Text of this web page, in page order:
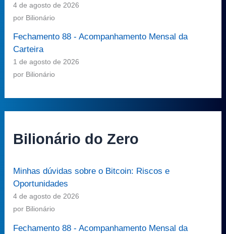
4 de agosto de 2026
por Bilionário
Fechamento 88 - Acompanhamento Mensal da
Carteira
1 de agosto de 2026
por Bilionário
Bilionário do Zero
Minhas dúvidas sobre o Bitcoin: Riscos e
Oportunidades
4 de agosto de 2026
por Bilionário
Fechamento 88 - Acompanhamento Mensal da